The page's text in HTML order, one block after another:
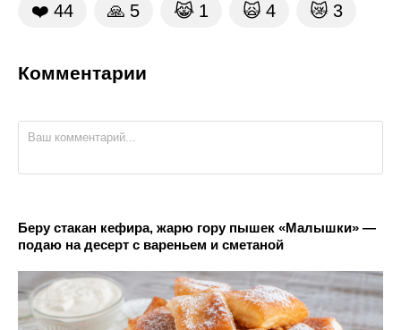
❤️ 44 🙏 5 😹 1 🙀 4 😿 3
Комментарии
Беру стакан кефира, жарю гору пышек «Малышки» —
подаю на десерт с вареньем и сметаной